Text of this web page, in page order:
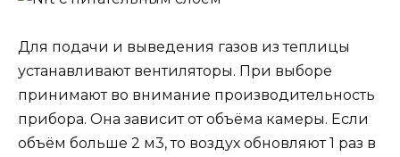
Для подачи и выведения газов из теплицы
устанавливают вентиляторы. При выборе
принимают во внимание производительность
прибора. Она зависит от объёма камеры. Если
объём больше 2 м3, то воздух обновляют 1 раз в